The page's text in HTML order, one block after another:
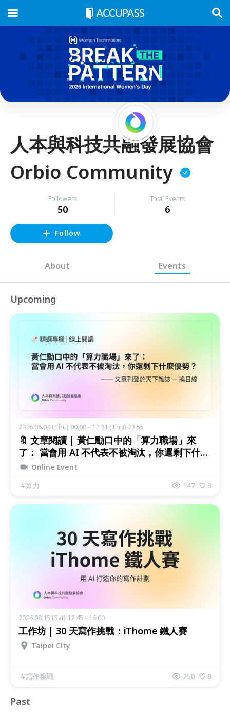
人本與科技共融發展協會
Orbio Community
Followers
50
Total Events
6
Follow
About Events
Upcoming
2026.06.04 (Thu) 00:00 - 12.31 (Thu) 23:55
🔖 文章閱讀 | 黃仁勳口中的「算力職場」來
了： 當會用 AI 不代表不被淘汰，你還剩下什麼
優勢？Online Event
#算力 147 3
2026.08.15 (Sat) 12:45 - 16:00
工作坊 | 30 天寫作挑戰：iThome 鐵人賽
Taipei City
#寫作挑戰 250 8
Past